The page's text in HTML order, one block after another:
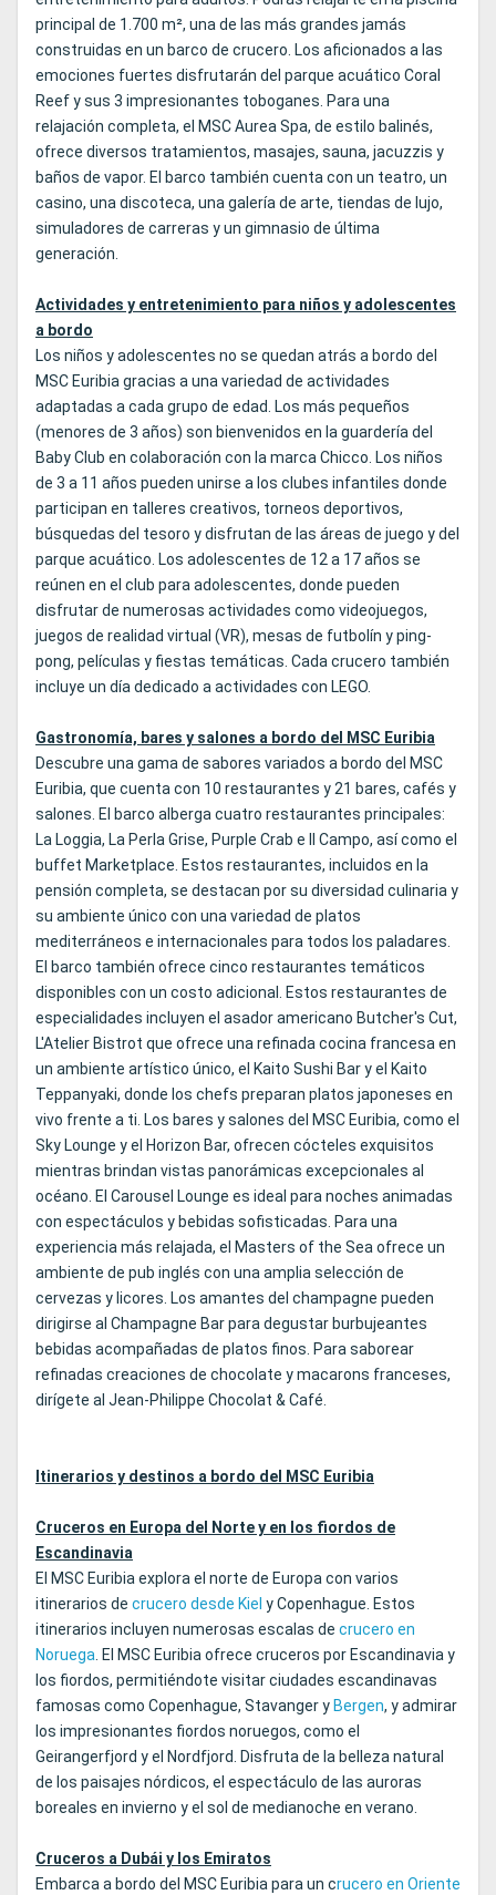
principal de 1.700 m², una de las más grandes jamás
construidas en un barco de crucero. Los aficionados a las
emociones fuertes disfrutarán del parque acuático Coral
Reef y sus 3 impresionantes toboganes. Para una
relajación completa, el MSC Aurea Spa, de estilo balinés,
ofrece diversos tratamientos, masajes, sauna, jacuzzis y
baños de vapor. El barco también cuenta con un teatro, un
casino, una discoteca, una galería de arte, tiendas de lujo,
simuladores de carreras y un gimnasio de última
generación.
Actividades y entretenimiento para niños y adolescentes
a bordo
Los niños y adolescentes no se quedan atrás a bordo del
MSC Euribia gracias a una variedad de actividades
adaptadas a cada grupo de edad. Los más pequeños
(menores de 3 años) son bienvenidos en la guardería del
Baby Club en colaboración con la marca Chicco. Los niños
de 3 a 11 años pueden unirse a los clubes infantiles donde
participan en talleres creativos, torneos deportivos,
búsquedas del tesoro y disfrutan de las áreas de juego y del
parque acuático. Los adolescentes de 12 a 17 años se
reúnen en el club para adolescentes, donde pueden
disfrutar de numerosas actividades como videojuegos,
juegos de realidad virtual (VR), mesas de futbolín y ping-
pong, películas y fiestas temáticas. Cada crucero también
incluye un día dedicado a actividades con LEGO.
Gastronomía, bares y salones a bordo del MSC Euribia
Descubre una gama de sabores variados a bordo del MSC
Euribia, que cuenta con 10 restaurantes y 21 bares, cafés y
salones. El barco alberga cuatro restaurantes principales:
La Loggia, La Perla Grise, Purple Crab e Il Campo, así como el
buffet Marketplace. Estos restaurantes, incluidos en la
pensión completa, se destacan por su diversidad culinaria y
su ambiente único con una variedad de platos
mediterráneos e internacionales para todos los paladares.
El barco también ofrece cinco restaurantes temáticos
disponibles con un costo adicional. Estos restaurantes de
especialidades incluyen el asador americano Butcher's Cut,
L'Atelier Bistrot que ofrece una refinada cocina francesa en
un ambiente artístico único, el Kaito Sushi Bar y el Kaito
Teppanyaki, donde los chefs preparan platos japoneses en
vivo frente a ti. Los bares y salones del MSC Euribia, como el
Sky Lounge y el Horizon Bar, ofrecen cócteles exquisitos
mientras brindan vistas panorámicas excepcionales al
océano. El Carousel Lounge es ideal para noches animadas
con espectáculos y bebidas sofisticadas. Para una
experiencia más relajada, el Masters of the Sea ofrece un
ambiente de pub inglés con una amplia selección de
cervezas y licores. Los amantes del champagne pueden
dirigirse al Champagne Bar para degustar burbujeantes
bebidas acompañadas de platos finos. Para saborear
refinadas creaciones de chocolate y macarons franceses,
dirígete al Jean-Philippe Chocolat & Café.
Itinerarios y destinos a bordo del MSC Euribia
Cruceros en Europa del Norte y en los fiordos de
Escandinavia
El MSC Euribia explora el norte de Europa con varios
itinerarios de crucero desde Kiel y Copenhague. Estos
itinerarios incluyen numerosas escalas de crucero en
Noruega . El MSC Euribia ofrece cruceros por Escandinavia y
los fiordos, permitiéndote visitar ciudades escandinavas
famosas como Copenhague, Stavanger y Bergen, y admirar
los impresionantes fiordos noruegos, como el
Geirangerfjord y el Nordfjord. Disfruta de la belleza natural
de los paisajes nórdicos, el espectáculo de las auroras
boreales en invierno y el sol de medianoche en verano.
Cruceros a Dubái y los Emiratos
Embarca a bordo del MSC Euribia para un crucero en Oriente